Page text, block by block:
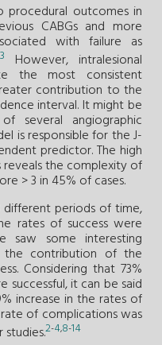
procedural outcomes in
CABGs and more
with failure as
However, intralesional
the most consistent
contribution to the
interval. It might be
several angiographic
is responsible for the J-
predictor. The high
the complexity of
> 3 in 45% of cases.
periods of time,
rates of success were
saw some interesting
the contribution of the
Considering that 73%
it can be said
increase in the rates of
of complications was
2-4,8-14